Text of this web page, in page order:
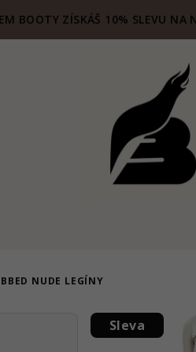
BOOTY ZÍSKÁŠ 10% SLEVU NA
NUDE LEGÍNY
Sleva